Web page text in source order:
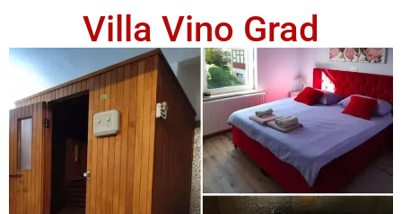
Villa Vino Grad